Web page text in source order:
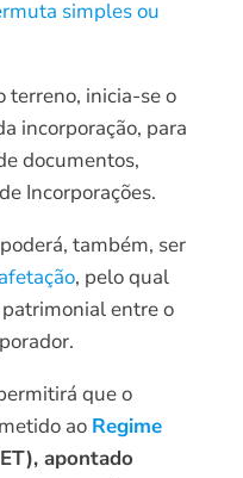
simples ou
terreno, inicia-se o
incorporação, para
documentos,
Incorporações.
também, ser
, pelo qual
entre o
que o
ao Regime
apontado